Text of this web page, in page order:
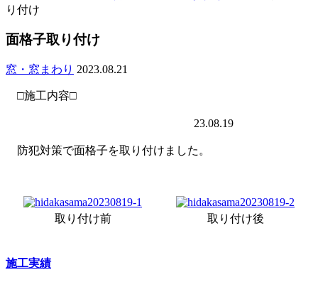
り付け
面格子取り付け
窓・窓まわり 2023.08.21
□施工内容□
23.08.19
防犯対策で面格子を取り付けました。
取り付け前 取り付け後
施工実績